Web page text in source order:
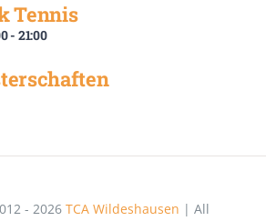
Tennis
- 21:00
- 2026 TCA Wildeshausen | All